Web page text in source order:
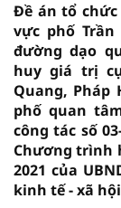
Đề án tổ
vực phố
đường dạo
huy giá trị
Quang, Pháp
phố quan
công tác số
Chương trình
2021 của
kinh tế - xã